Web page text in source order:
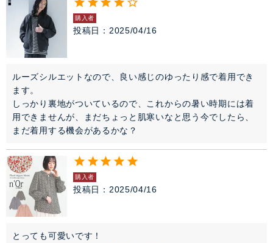
購入者
投稿日 2025/04/16
ルーズシルエットなので、良い感じのゆったり感で着用でき
ます。
しっかり裏地がついているので、これからの暑い時期には着
用できませんが、まだちょっと肌寒いなと思う今でしたら、
まだ着用する機会があるかな？
購入者
投稿日 2025/04/16
とっても可愛いです！